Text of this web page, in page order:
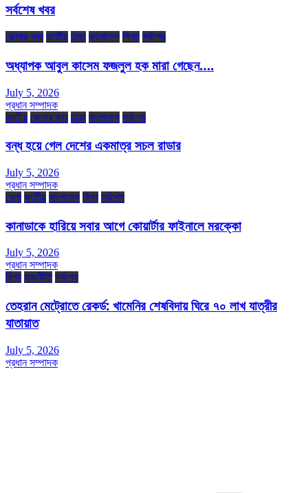
সর্বশেষ খবর
জেলার খবর জাতীয় ঢাকা বাংলাদেশ শিক্ষা সর্বশেষ
অধ্যাপক আবুল কাসেম ফজলুল হক মারা গেছেন….
July 5, 2026
প্রধান সম্পাদক
জাতীয় জেলার খবর ঢাকা বাংলাদেশ সর্বশেষ
বন্ধ হয়ে গেল দেশের একমাত্র সচল রাডার
July 5, 2026
প্রধান সম্পাদক
খেলা জাতীয় বাংলাদেশ বিশ্ব সর্বশেষ
কানাডাকে হারিয়ে সবার আগে কোয়ার্টার ফাইনালে মরক্কো
July 5, 2026
প্রধান সম্পাদক
বিশ্ব রাজনীতি সর্বশেষ
তেহরান মেট্রোতে রেকর্ড: খামেনির শেষবিদায় ঘিরে ৭০ লাখ যাত্রীর
যাতায়াত
July 5, 2026
প্রধান সম্পাদক